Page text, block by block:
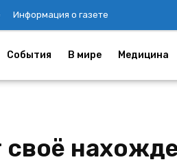
Информация о газете
События В мире Медицина